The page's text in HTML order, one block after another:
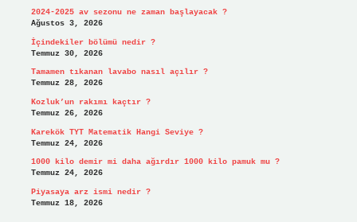
2024-2025 av sezonu ne zaman başlayacak ?
Ağustos 3, 2026
İçindekiler bölümü nedir ?
Temmuz 30, 2026
Tamamen tıkanan lavabo nasıl açılır ?
Temmuz 28, 2026
Kozluk’un rakımı kaçtır ?
Temmuz 26, 2026
Karekök TYT Matematik Hangi Seviye ?
Temmuz 24, 2026
1000 kilo demir mi daha ağırdır 1000 kilo pamuk mu ?
Temmuz 24, 2026
Piyasaya arz ismi nedir ?
Temmuz 18, 2026